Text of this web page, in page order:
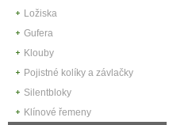
Ložiska
Gufera
Klouby
Pojistné kolíky a závlačky
Silentbloky
Klínové řemeny